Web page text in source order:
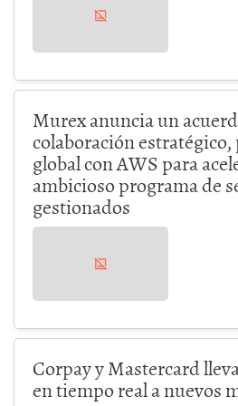
Murex anuncia un
colaboración
global con AWS para
ambicioso programa de
gestionados
Corpay y Mastercard
en tiempo real a nuevos